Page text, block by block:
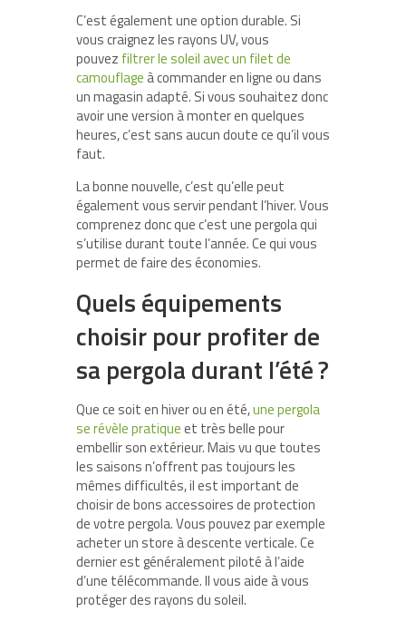
C’est également une option durable. Si
vous craignez les rayons UV, vous
pouvez filtrer le soleil avec un filet de
camouflage à commander en ligne ou dans
un magasin adapté. Si vous souhaitez donc
avoir une version à monter en quelques
heures, c’est sans aucun doute ce qu’il vous
faut.
La bonne nouvelle, c’est qu’elle peut
également vous servir pendant l’hiver. Vous
comprenez donc que c’est une pergola qui
s’utilise durant toute l’année. Ce qui vous
permet de faire des économies.
Quels équipements
choisir pour profiter de
sa pergola durant l’été ?
Que ce soit en hiver ou en été,une pergola
se révèle pratiqueet très belle pour
embellir son extérieur. Mais vu que toutes
les saisons n’offrent pas toujours les
mêmes difficultés, il est important de
choisir de bons accessoires de protection
de votre pergola. Vous pouvez par exemple
acheter un store à descente verticale. Ce
dernier est généralement piloté à l’aide
d’une télécommande. Il vous aide à vous
protéger des rayons du soleil.